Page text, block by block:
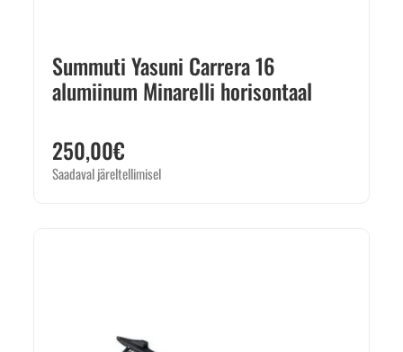
Summuti Yasuni Carrera 16
alumiinum Minarelli horisontaal
250,00€
Saadaval järeltellimisel